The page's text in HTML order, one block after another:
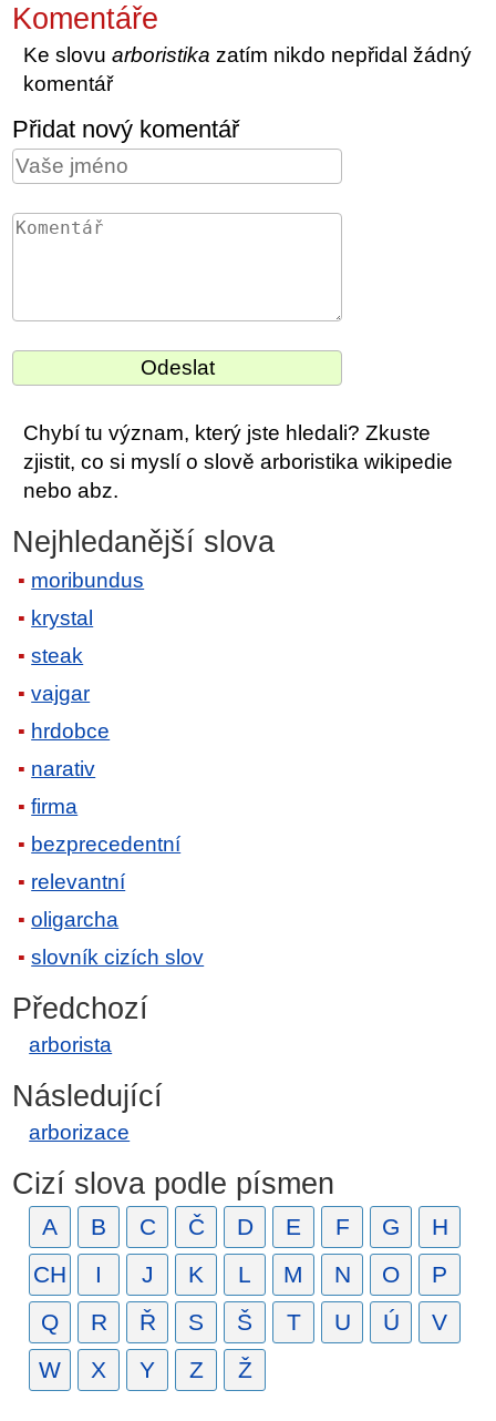
Komentáře
Ke slovuarboristika zatím nikdo nepřidal žádný
komentář
Přidat nový komentář
Chybí tu význam, který jste hledali? Zkuste
zjistit, co si myslí o slově arboristika wikipedie
nebo abz.
Nejhledanější slova
moribundus
krystal
steak
vajgar
hrdobce
narativ
firma
bezprecedentní
relevantní
oligarcha
slovník cizích slov
Předchozí
arborista
Následující
arborizace
Cizí slova podle písmen
A B C Č D E F G
H
CH
I J K L M N O
P
Q
R Ř S Š T U Ú
V
W
X Y Z Ž